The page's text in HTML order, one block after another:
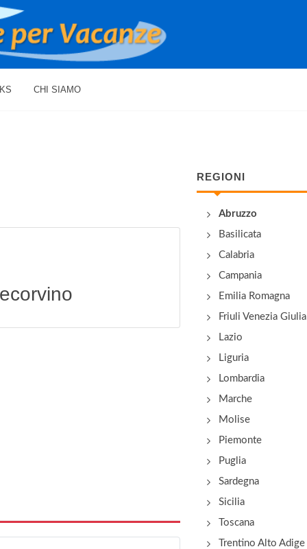
CHI SIAMO
REGIONI
Abruzzo
Basilicata
Calabria
Campania
Emilia Romagna
Friuli Venezia Giulia
Lazio
Liguria
Lombardia
Marche
Molise
Piemonte
Puglia
Sardegna
Sicilia
Toscana
Trentino Alto Adige